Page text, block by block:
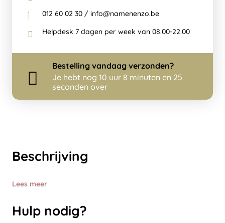
Beschrijving
Lees meer
Hulp nodig?
012 60 02 30 / info@namenenzo.be
Helpdesk 7 dagen per week van 08.00-22.00
Bestelling vandaag verzonden?
Je hebt nog 10 uur 8 minuten en 25
seconden over